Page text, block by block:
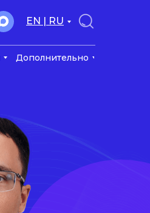
Дополнительно
EN | RU